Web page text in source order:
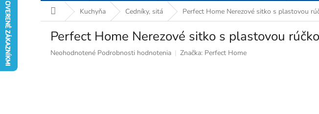
DomovKuchyňa Cedníky, sitá Perfect Home Nerezové sitko s plastovou
Perfect Home Nerezové sitko s plastovou
Priemerné
Neohodnotené Podrobnosti hodnotenia Značka: Perfect Home